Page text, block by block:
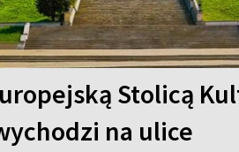
Stolicą
na ulice